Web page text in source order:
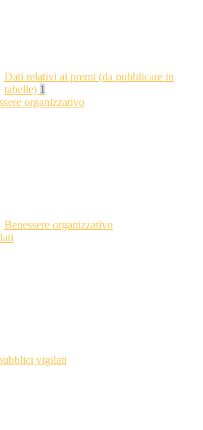
Dati relativi ai premi (da pubblicare in
tabelle) 1
organizzativo
Benessere organizzativo
vigilati